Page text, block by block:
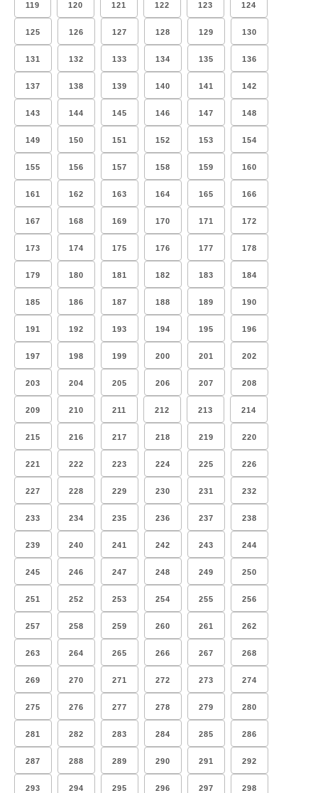
119 120 121 122 123 124
125 126 127 128 129 130
131 132 133 134 135 136
137 138 139 140 141 142
143 144 145 146 147 148
149 150 151 152 153 154
155 156 157 158 159 160
161 162 163 164 165 166
167 168 169 170 171 172
173 174 175 176 177 178
179 180 181 182 183 184
185 186 187 188 189 190
191 192 193 194 195 196
197 198 199 200 201 202
203 204 205 206 207 208
209 210 211 212 213 214
215 216 217 218 219 220
221 222 223 224 225 226
227 228 229 230 231 232
233 234 235 236 237 238
239 240 241 242 243 244
245 246 247 248 249 250
251 252 253 254 255 256
257 258 259 260 261 262
263 264 265 266 267 268
269 270 271 272 273 274
275 276 277 278 279 280
281 282 283 284 285 286
287 288 289 290 291 292
293 294 295 296 297 298